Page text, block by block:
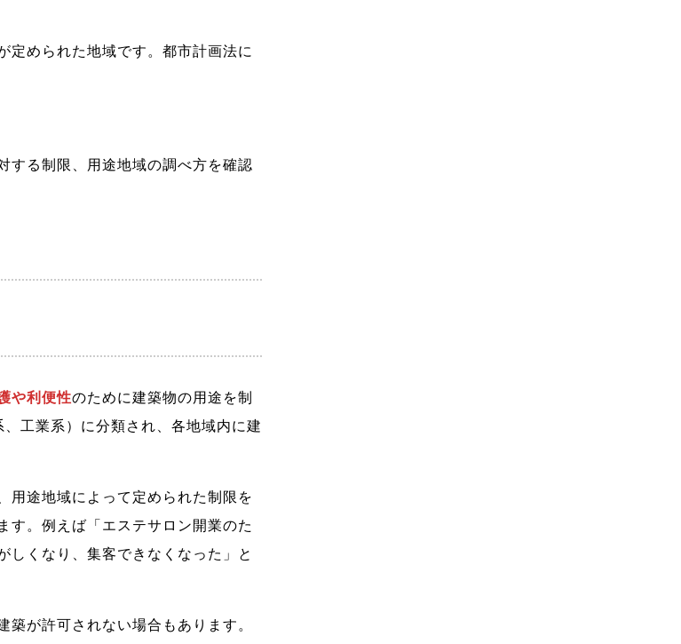
定められた地域です。都市計画法に
する制限、用途地域の調べ方を確認
や利便性のために建築物の用途を制
工業系）に分類され、各地域内に建
用途地域によって定められた制限を
す。例えば「エステサロン開業のた
しくなり、集客できなくなった」と
築が許可されない場合もあります。